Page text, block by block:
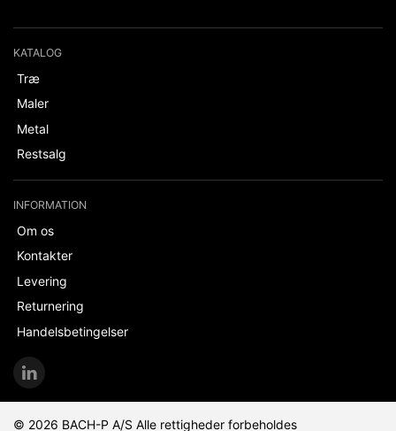
KATALOG
Træ
Maler
Metal
Restsalg
INFORMATION
Om os
Kontakter
Levering
Returnering
Handelsbetingelser
© 2026 BACH-P A/S Alle rettigheder forbeholdes